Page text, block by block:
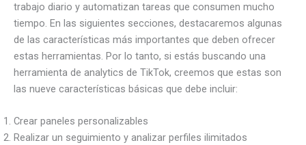
trabajo diario y automatizan tareas que consumen mucho
tiempo. En las siguientes secciones, destacaremos algunas
de las características más importantes que deben ofrecer
estas herramientas. Por lo tanto, si estás buscando una
herramienta de analytics de TikTok, creemos que estas son
las nueve características básicas que debe incluir:
Crear paneles personalizables
Realizar un seguimiento y analizar perfiles ilimitados